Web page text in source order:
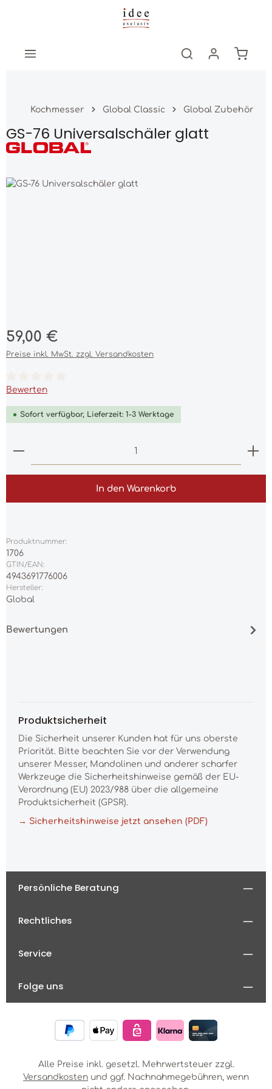
Zum Hauptinhalt springen
Kochmesser Global Classic Global Zubehör
GS-76 Universalschäler glatt
Bildergalerie überspringen
Regulärer Preis:
59,00 €
Preise inkl. MwSt. zzgl. Versandkosten
Durchschnittliche Bewertung von 0 von 5 Sternen
Bewerten
Sofort verfügbar, Lieferzeit: 1-3 Werktage
Produkt Anzahl: Gib den gewünschten Wert
In den Warenkorb
Produktnummer:
1706
GTIN/EAN:
4943691776006
Hersteller:
Global
Bewertungen
Produktsicherheit
Die Sicherheit unserer Kunden hat für uns oberste
Priorität. Bitte beachten Sie vor der Verwendung
unserer Messer, Mandolinen und anderer scharfer
Werkzeuge die Sicherheitshinweise gemäß der EU-
Verordnung (EU) 2023/988 über die allgemeine
Produktsicherheit (GPSR).
→ Sicherheitshinweise jetzt ansehen (PDF)
Persönliche Beratung
Rechtliches
Service
Folge uns
Alle Preise inkl. gesetzl. Mehrwertsteuer zzgl.
Versandkosten und ggf. Nachnahmegebühren, wenn